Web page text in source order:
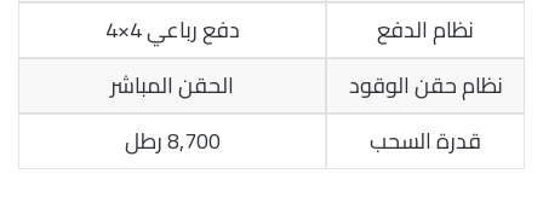
نظام الدفع
دفع رباعي 4×4
نظام حقن الوقود
الحقن المباشر
قدرة السحب
8,700 رطل